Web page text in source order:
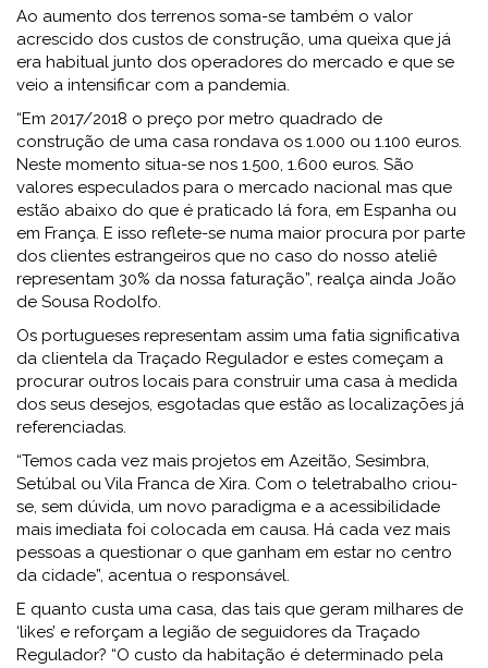
Ao aumento dos terrenos soma-se também o valor
acrescido dos custos de construção, uma queixa que já
era habitual junto dos operadores do mercado e que se
veio a intensificar com a pandemia.
“Em 2017/2018 o preço por metro quadrado de
construção de uma casa rondava os 1.000 ou 1.100 euros.
Neste momento situa-se nos 1.500, 1.600 euros. São
valores especulados para o mercado nacional mas que
estão abaixo do que é praticado lá fora, em Espanha ou
em França. E isso reflete-se numa maior procura por parte
dos clientes estrangeiros que no caso do nosso ateliê
representam 30% da nossa faturação”, realça ainda João
de Sousa Rodolfo.
Os portugueses representam assim uma fatia significativa
da clientela da Traçado Regulador e estes começam a
procurar outros locais para construir uma casa à medida
dos seus desejos, esgotadas que estão as localizações já
referenciadas.
“Temos cada vez mais projetos em Azeitão, Sesimbra,
Setúbal ou Vila Franca de Xira. Com o teletrabalho criou-
se, sem dúvida, um novo paradigma e a acessibilidade
mais imediata foi colocada em causa. Há cada vez mais
pessoas a questionar o que ganham em estar no centro
da cidade”, acentua o responsável.
E quanto custa uma casa, das tais que geram milhares de
‘likes’ e reforçam a legião de seguidores da Traçado
Regulador? “O custo da habitação é determinado pela